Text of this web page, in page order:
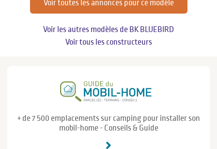
Voir toutes les annonces pour ce modèle
Voir les autres modèles de BK BLUEBIRD
Voir tous les constructeurs
+ de 7 500 emplacements sur camping pour installer son
mobil-home - Conseils & Guide